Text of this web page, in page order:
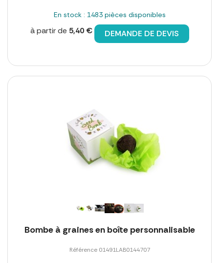
En stock : 1483 pièces disponibles
à partir de 5,40 € DEMANDE DE DEVIS
Bombe à graines en boîte personnalisable
Référence 01491LAB0144707